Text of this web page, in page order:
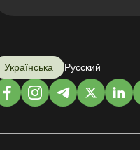
Українська Русский